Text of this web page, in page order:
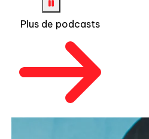
Plus de podcasts